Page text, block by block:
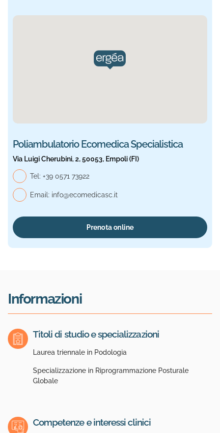
Poliambulatorio Ecomedica Specialistica
Via Luigi Cherubini, 2, 50053, Empoli (FI)
Tel: Telefono generale, Ecomedica Specialistica
+39 0571 73922
Email: info@ecomedicasc.it
Prenota online
Informazioni
Titoli di studio e specializzazioni
Laurea triennale in Podologia
Specializzazione in Riprogrammazione Posturale
Globale
Competenze e interessi clinici